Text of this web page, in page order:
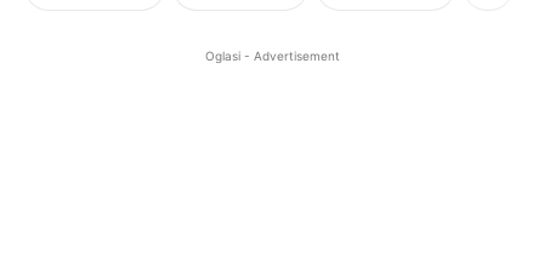
Oglasi - Advertisement